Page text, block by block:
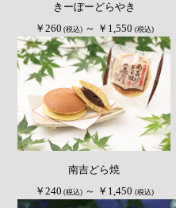
きーぼーどらやき
￥260 (税込) ～ ￥1,550 (税込)
南吉どら焼
￥240 (税込) ～ ￥1,450 (税込)